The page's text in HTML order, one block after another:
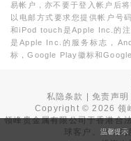
易帐户，亦不要于登入帐户后
以电邮方式要求您提供帐户号
和iPod touch是Apple Inc.的
是Apple Inc.的服务标志，
标，Google Play徽标和
私隐条款 |免责声明
Copyright ©2026 领
领峰贵金属有限公司于香港合
球客户。本站内
温馨提示